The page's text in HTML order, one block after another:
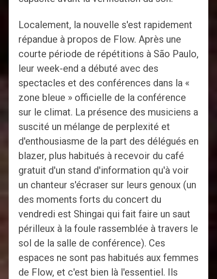
Localement, la nouvelle s'est rapidement
répandue à propos de Flow. Après une
courte période de répétitions à São Paulo,
leur week-end a débuté avec des
spectacles et des conférences dans la «
zone bleue » officielle de la conférence
sur le climat. La présence des musiciens a
suscité un mélange de perplexité et
d'enthousiasme de la part des délégués en
blazer, plus habitués à recevoir du café
gratuit d'un stand d'information qu'à voir
un chanteur s'écraser sur leurs genoux (un
des moments forts du concert du
vendredi est Shingai qui fait faire un saut
périlleux à la foule rassemblée à travers le
sol de la salle de conférence). Ces
espaces ne sont pas habitués aux femmes
de Flow, et c'est bien là l'essentiel. Ils